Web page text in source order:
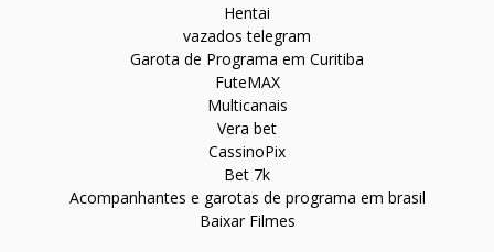
Hentai
vazados telegram
Garota de Programa em Curitiba
FuteMAX
Multicanais
Vera bet
CassinoPix
Bet 7k
Acompanhantes e garotas de programa em brasil
Baixar Filmes